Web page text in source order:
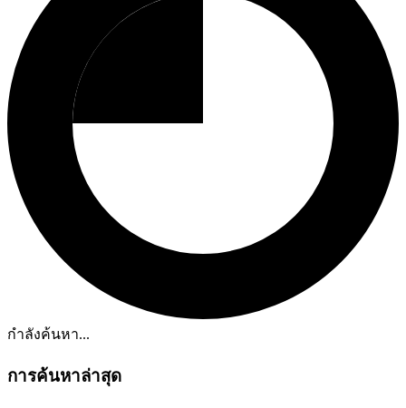
กำลังค้นหา...
การค้นหาล่าสุด